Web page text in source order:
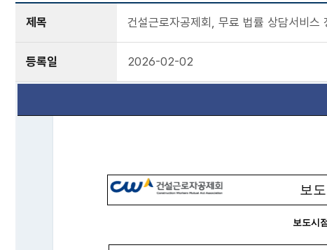
제목 건설근로자공제회, 무료 법률 상담서비스
등록일 2026-02-02